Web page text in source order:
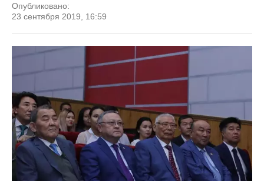
Опубликовано:
23 сентября 2019, 16:59